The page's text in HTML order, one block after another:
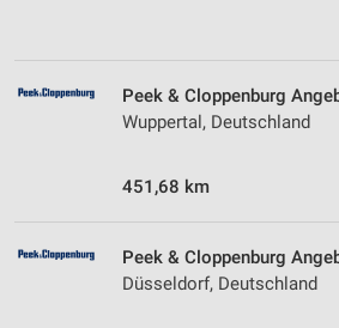
Peek & Cloppenburg
Wuppertal, Deutschland
451,68 km
Peek & Cloppenburg
Düsseldorf, Deutschland